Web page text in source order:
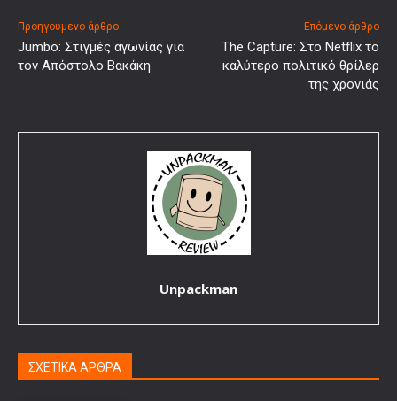
Προηγούμενο άρθρο
Jumbo: Στιγμές αγωνίας για
τον Απόστολο Βακάκη
Επόμενο άρθρο
The Capture: Στο Netflix το
καλύτερο πολιτικό θρίλερ
της χρονιάς
Unpackman
ΣΧΕΤΙΚΑ ΑΡΘΡΑ